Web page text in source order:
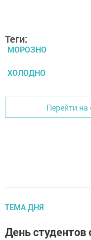
Теги:
МОРОЗНО
ХОЛОДНО
Перейти на
ТЕМА ДНЯ
День студентов